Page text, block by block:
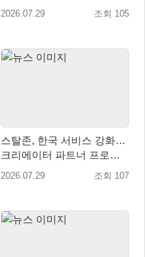
참가자 모집 시작
2026.07.29 조회 105
스탈존, 한국 서비스 강화…
크리에이터 파트너 프로그
램 운영
2026.07.29 조회 107